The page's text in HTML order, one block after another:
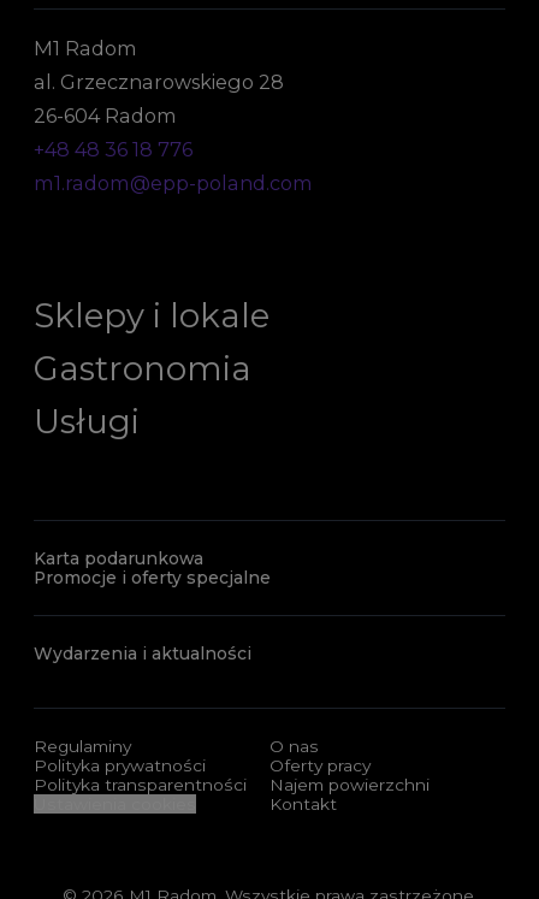
M1 Radom
al. Grzecznarowskiego 28
26-604 Radom
+48 48 36 18 776
m1.radom@epp-poland.com
Sklepy i lokale
Gastronomia
Usługi
Karta podarunkowa
Promocje i oferty specjalne
Wydarzenia i aktualności
Regulaminy
Polityka prywatności
Polityka transparentności
O nas
Oferty pracy
Najem powierzchni
Kontakt
© 2026 M1 Radom. Wszystkie prawa zastrzeżone.